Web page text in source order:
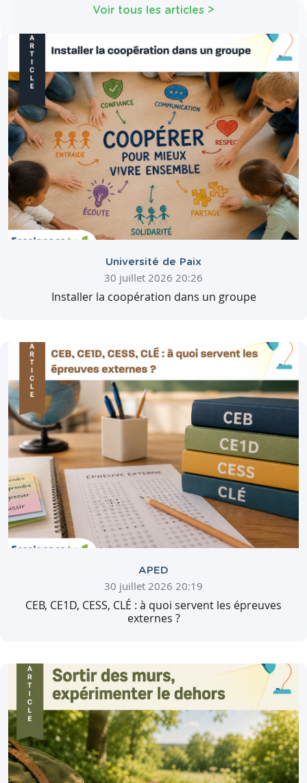
Voir tous les articles >
Université de Paix
30 juillet 2026 20:26
Installer la coopération dans un groupe
APED
30 juillet 2026 20:19
CEB, CE1D, CESS, CLÉ : à quoi servent les épreuves
externes ?